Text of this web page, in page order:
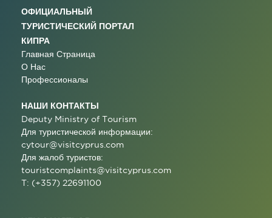
ОФИЦИАЛЬНЫЙ
ТУРИСТИЧЕСКИЙ ПОРТАЛ
КИПРА
Главная Страница
О Нас
Профессионалы
НАШИ КОНТАКТЫ
Deputy Ministry of Tourism
Для туристической информации:
cytour@visitcyprus.com
Для жалоб туристов:
touristcomplaints@visitcyprus.com
T: (+357) 22691100